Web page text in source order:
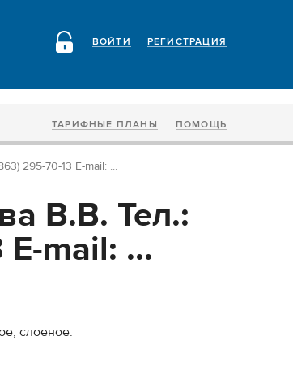
РЕГИСТРАЦИЯ
ВОЙТИ
ТАРИФНЫЕ ПЛАНЫ ПОМОЩЬ
295-70-13 E-mail: ...
В.В. Тел.:
mail: ...
слоеное.